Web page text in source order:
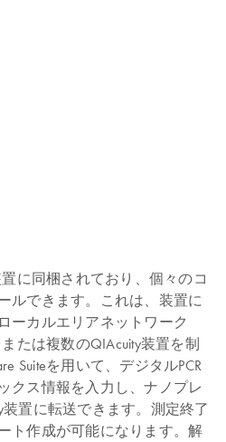
置に同梱されており、個々のコ
ルできます。これは、装置に
ーカルエリアネットワーク
たは複数のQIAcuity装置を制
Suiteを用いて、デジタルPCR
クス情報を入力し、ナノプレ
置に転送できます。測定終了
ト作成が可能になります。解